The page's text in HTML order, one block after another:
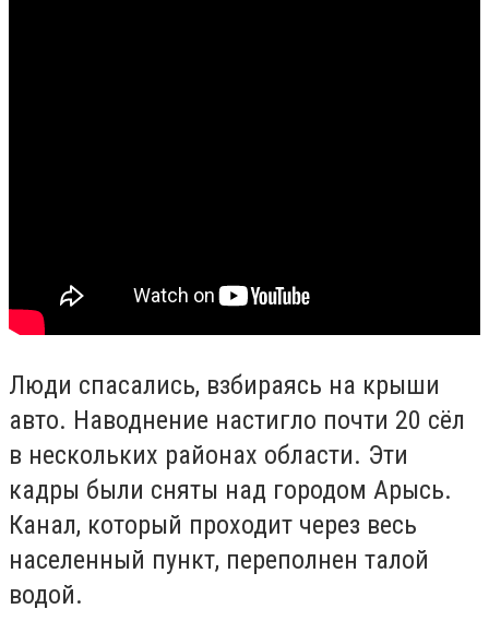
Люди спасались, взбираясь на крыши
авто. Наводнение настигло почти 20 сёл
в нескольких районах области. Эти
кадры были сняты над городом Арысь.
Канал, который проходит через весь
населенный пункт, переполнен талой
водой.